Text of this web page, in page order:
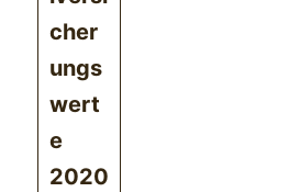
cher
ungs
wert
e
2020